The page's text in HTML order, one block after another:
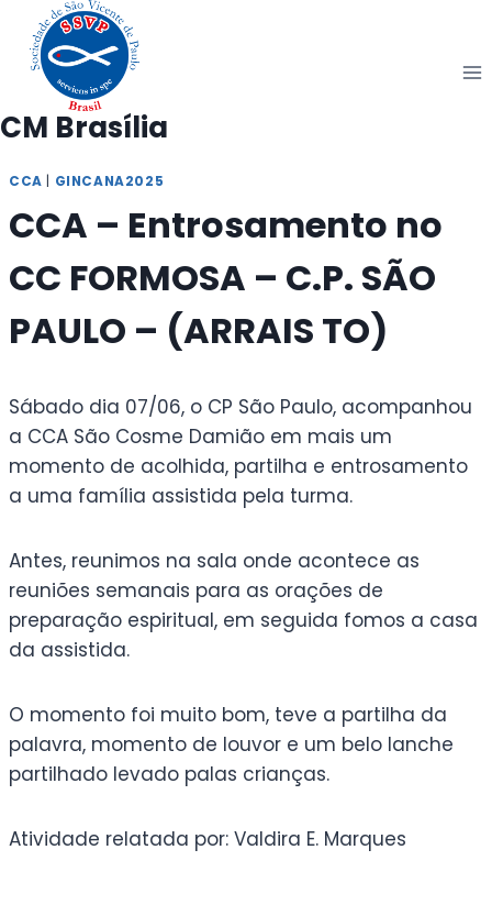
Pular
para
Conteúdo
CM Brasília
CCA GINCANA2025
CCA – Entrosamento no
CC FORMOSA – C.P. SÃO
PAULO – (ARRAIS TO)
Sábado dia 07/06, o CP São Paulo, acompanhou
a CCA São Cosme Damião em mais um
momento de acolhida, partilha e entrosamento
a uma família assistida pela turma.
Antes, reunimos na sala onde acontece as
reuniões semanais para as orações de
preparação espiritual, em seguida fomos a casa
da assistida.
O momento foi muito bom, teve a partilha da
palavra, momento de louvor e um belo lanche
partilhado levado palas crianças.
Atividade relatada por: Valdira E. Marques